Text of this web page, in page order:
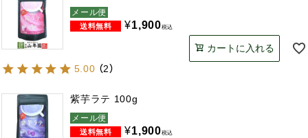
メール便
¥1,900税込
カートに入れる
5.00 （2）
紫芋ラテ 100g
メール便
¥1,900税込